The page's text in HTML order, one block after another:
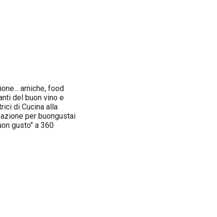
amiche, food
del buon vino e
di Cucina alla
per buongustai
gusto" a 360